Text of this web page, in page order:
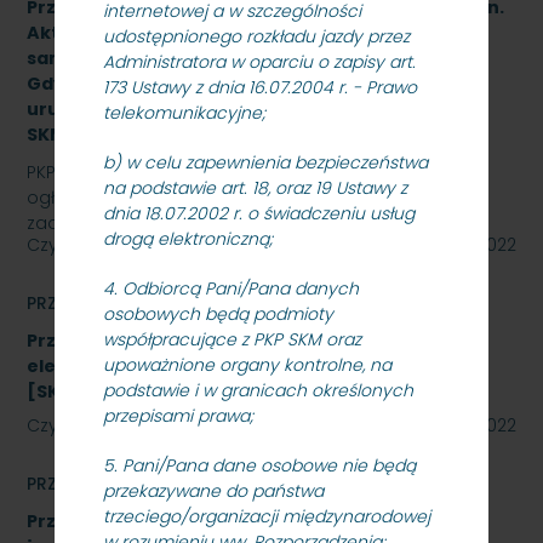
internetowej a w szczególności
udostępnionego rozkładu jazdy przez
Administratora w oparciu o zapisy art.
173 Ustawy z dnia 16.07.2004 r. - Prawo
telekomunikacyjne;
b) w celu zapewnienia bezpieczeństwa
na podstawie art. 18, oraz 19 Ustawy z
dnia 18.07.2002 r. o świadczeniu usług
drogą elektroniczną;
4. Odbiorcą Pani/Pana danych
osobowych będą podmioty
współpracujące z PKP SKM oraz
upoważnione organy kontrolne, na
podstawie i w granicach określonych
przepisami prawa;
5. Pani/Pana dane osobowe nie będą
przekazywane do państwa
trzeciego/organizacji międzynarodowej
Przetarg nieograniczony na wykonanie zadania pn.
Aktualizacja dokumentacji projektowej i budowa
samoczynnej blokady liniowej na odcinku Sopot –
Gdynia Orłowo wraz z wdrożeniem, rozruchem i
uruchomieniem urządzeń i systemów -
SKMMU.086.38.22.
PKP SZYBKA KOLEJ MIEJSKA W TRÓJMIEŚCIE Sp. z o.o.
ogłasza przetarg nieograniczony na wykonanie
zadania pn. Aktualizacja dokumentacji projektowej i…
Czytaj dalej
08 listopada 2022
PRZETARGI
Przetarg nieograniczony na zakup energii
elektrycznej nietrakcyjnej na rok 2023
[SKMMU.086.59.22]
Czytaj dalej
27 października 2022
PRZETARGI
Przetarg nieograniczony, którego przedmiotem